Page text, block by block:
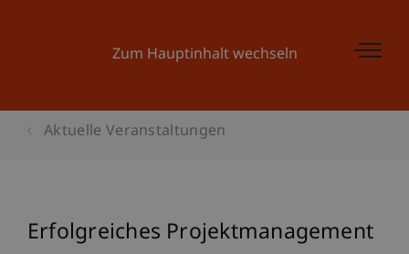
Zum Hauptinhalt wechseln
Aktuelle Veranstaltungen
Erfolgreiches Projektmanagement